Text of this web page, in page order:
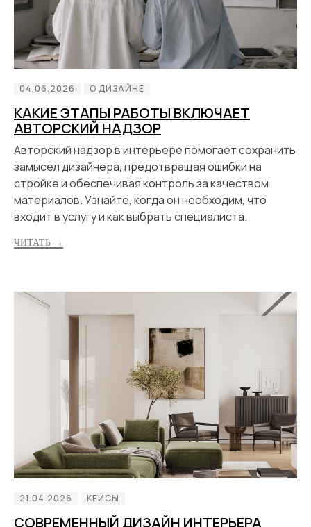
04.06.2026 О ДИЗАЙНЕ
КАКИЕ ЭТАПЫ РАБОТЫ ВКЛЮЧАЕТ
АВТОРСКИЙ НАДЗОР
Авторский надзор в интерьере помогает сохранить
замысел дизайнера, предотвращая ошибки на
стройке и обеспечивая контроль за качеством
материалов. Узнайте, когда он необходим, что
входит в услугу и как выбрать специалиста.
ЧИТАТЬ →
21.04.2026 КЕЙСЫ
СОВРЕМЕННЫЙ ДИЗАЙН ИНТЕРЬЕРА